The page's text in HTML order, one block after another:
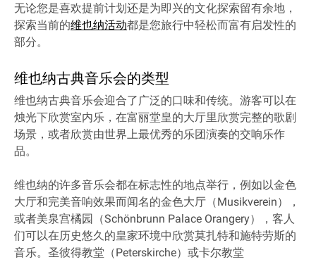
无论您是喜欢提前计划还是为即兴的文化探索留有余地，
探索当前的维也纳活动都是您旅行中轻松而富有启发性的
部分。
维也纳古典音乐会的类型
维也纳古典音乐会迎合了广泛的口味和传统。游客可以在
烛光下欣赏室内乐，在富丽堂皇的大厅里欣赏完整的歌剧
场景，或者欣赏由世界上最优秀的乐团演奏的交响乐作
品。
维也纳的许多音乐会都在标志性的地点举行，例如以金色
大厅和完美音响效果而闻名的金色大厅（Musikverein），
或者美泉宫橘园（Schönbrunn Palace Orangery），客人
们可以在历史悠久的皇家环境中欣赏莫扎特和施特劳斯的
音乐。圣彼得教堂（Peterskirche）或卡尔教堂